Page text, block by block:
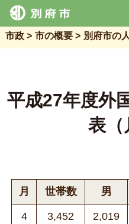
市政 市の概要 別府市の
平成27年度外
表（
月 世帯数 男
4 3,452 2,019